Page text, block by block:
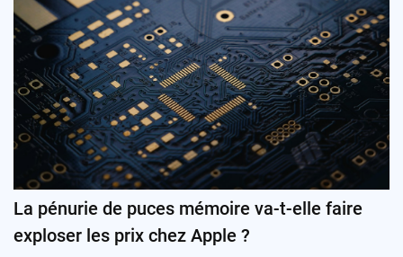
La pénurie de puces mémoire va-t-elle faire
exploser les prix chez Apple ?